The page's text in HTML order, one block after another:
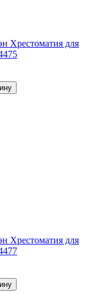
Хрестоматия для
Хрестоматия для